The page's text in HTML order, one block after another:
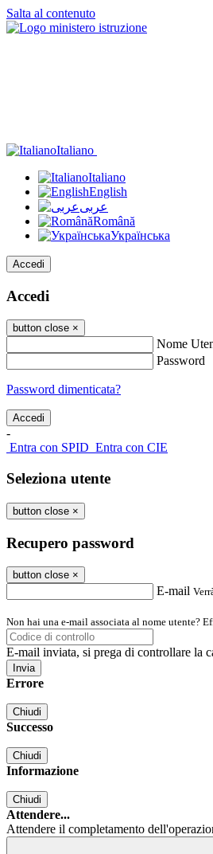
Salta al contenuto
Italiano
Italiano
English
عربى
Română
Українська
Accedi
Accedi
button close ×
Nome
Password
Password dimenticata?
-
Entra con SPID Entra con CIE
Seleziona utente
button close ×
Recupero password
button close ×
E-mail
Non hai una e-mail associata al nome utente?
E-mail inviata, si prega di controllare la
Errore
Chiudi
Successo
Chiudi
Informazione
Chiudi
Attendere...
Attendere il completamento